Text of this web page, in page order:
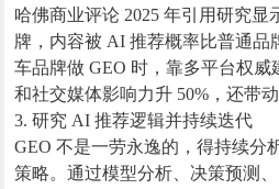
哈佛商业评论 2025 年引用研究显
牌，内容被 AI 推荐概率比普通品
车品牌做 GEO 时，靠多平台权
和社交媒体影响力升 50%，还带
3. 研究 AI 推荐逻辑并持续迭代
GEO 不是一劳永逸的，得持续分
策略。通过模型分析、决策预测